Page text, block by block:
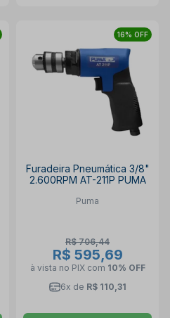
16% OFF
Furadeira Pneumática 3/8"
2.600RPM AT-211P PUMA
Puma
R$ 706,44
R$ 595,69
à vista no PIX com 10% OFF
6x de R$ 110,31